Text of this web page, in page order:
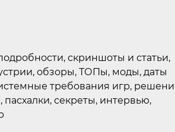
скриншоты и статьи,
обзоры, ТОПы, моды, даты
требования игр,
секреты, интервью,